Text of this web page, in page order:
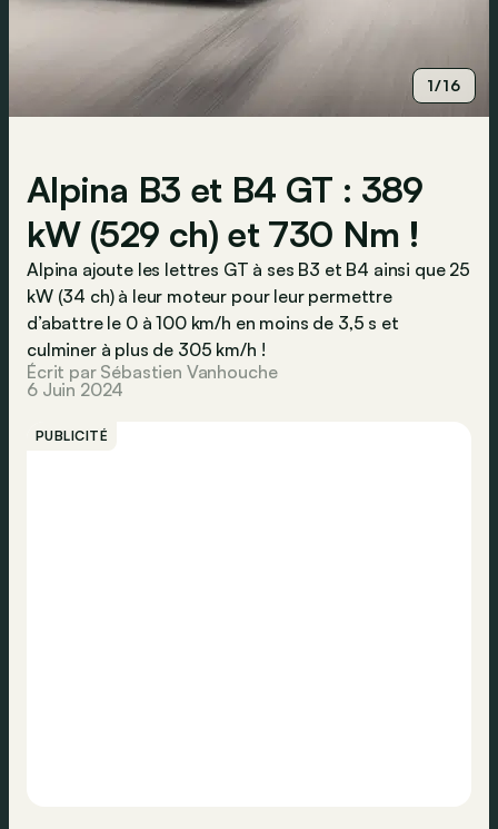
1/16
Alpina B3 et B4 GT : 389
kW (529 ch) et 730 Nm !
Alpina ajoute les lettres GT à ses B3 et B4 ainsi que 25
kW (34 ch) à leur moteur pour leur permettre
d’abattre le 0 à 100 km/h en moins de 3,5 s et
culminer à plus de 305 km/h !
Écrit par Sébastien Vanhouche
6 Juin 2024
PUBLICITÉ